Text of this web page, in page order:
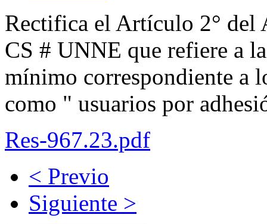
Rectifica el Artículo 2° del
CS # UNNE que refiere a
mínimo correspondiente a
como " usuarios por
Res-967.23.pdf
< Previo
Siguiente >